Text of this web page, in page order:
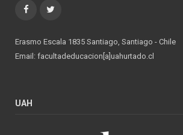
Facebook
Erasmo Escala 1835 Santiago, Santiago - Chile
Email: facultadeducacion[a]uahurtado.cl
UAH